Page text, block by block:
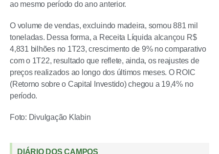
ao mesmo período do ano anterior.
O volume de vendas, excluindo madeira, somou 881 mil
toneladas. Dessa forma, a Receita Líquida alcançou R$
4,831 bilhões no 1T23, crescimento de 9% no comparativo
com o 1T22, resultado que reflete, ainda, os reajustes de
preços realizados ao longo dos últimos meses. O ROIC
(Retorno sobre o Capital Investido) chegou a 19,4% no
período.
Foto: Divulgação Klabin
DIÁRIO DOS CAMPOS